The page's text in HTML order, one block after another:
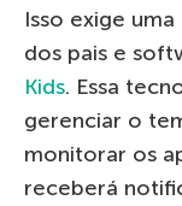
Isso exige
dos pais e
Kids. Essa
gerenciar o
monitorar os
receberá